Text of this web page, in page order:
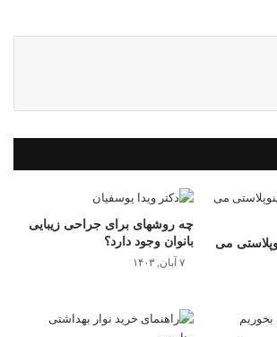
می
چه روشهای برای جراحی زیبایی
بانوان وجود دارد؟
۷ آبان, ۱۴۰۳